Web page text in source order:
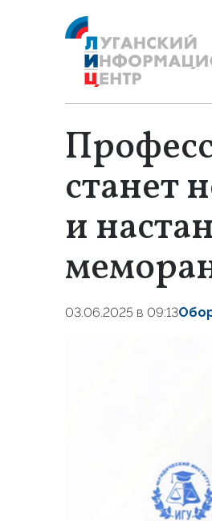
станет
и
03.06.2025 в 09:13